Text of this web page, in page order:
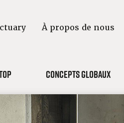
À propos de nous
Concepts globaux